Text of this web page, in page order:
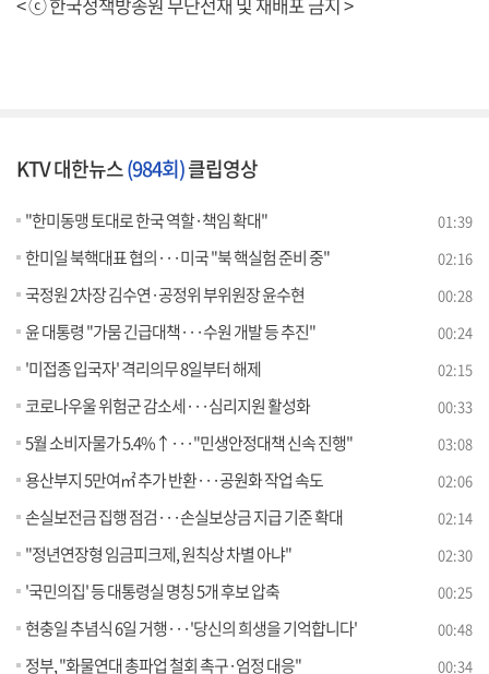
KTV 대한뉴스(984회)클립영상
"한미동맹 토대로 한국 역할·책임 확대" 01:39
한미일 북핵대표 협의···미국 "북 핵실험 준비 중" 02:16
국정원 2차장 김수연·공정위 부위원장 윤수현 00:28
윤 대통령 "가뭄 긴급대책···수원 개발 등 추진" 00:24
'미접종 입국자' 격리의무 8일부터 해제 02:15
코로나우울 위험군 감소세···심리지원 활성화 00:33
5월 소비자물가 5.4%↑···"민생안정대책 신속 진행" 03:08
용산부지 5만여㎡ 추가 반환···공원화 작업 속도 02:06
손실보전금 집행 점검···손실보상금 지급 기준 확대 02:14
"정년연장형 임금피크제, 원칙상 차별 아냐" 02:30
'국민의집' 등 대통령실 명칭 5개 후보 압축 00:25
현충일 추념식 6일 거행···'당신의 희생을 기억합니다' 00:48
정부, "화물연대 총파업 철회 촉구·엄정 대응" 00:34